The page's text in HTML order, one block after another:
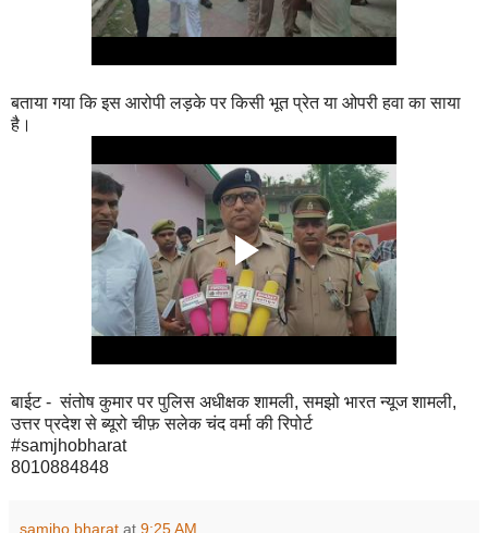
बताया गया कि इस आरोपी लड़के पर किसी भूत प्रेत या ओपरी हवा का साया
है।
बाईट - संतोष कुमार पर पुलिस अधीक्षक शामली, समझो भारत न्यूज शामली,
उत्तर प्रदेश से ब्यूरो चीफ़ सलेक चंद वर्मा की रिपोर्ट
#samjhobharat
8010884848
samjho bharat at 9:25 AM